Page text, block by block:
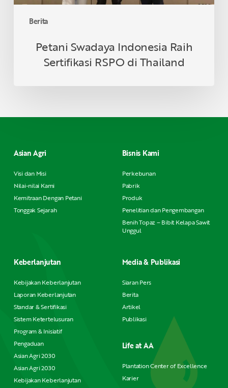
Berita
Petani Swadaya Indonesia Raih
Sertifikasi RSPO di Thailand
Asian Agri
Visi dan Misi
Nilai-nilai Kami
Kemitraan Dengan Petani
Tonggak Sejarah
Bisnis Kami
Perkebunan
Pabrik
Produk
Penelitian dan Pengembangan
Benih Topaz – Bibit Kelapa Sawit
Unggul
Keberlanjutan
Kebijakan Keberlanjutan
Laporan Keberlanjutan
Standar & Sertifikasi
Sistem Ketertelusuran
Program & Inisiatif
Pengaduan
Asian Agri 2030
Asian Agri 2030
Kebijakan Keberlanjutan
Media & Publikasi
Siaran Pers
Berita
Artikel
Publikasi
Life at AA
Plantation Center of Excellence
Karier